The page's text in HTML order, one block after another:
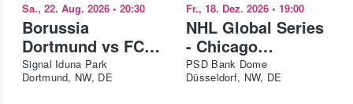
Sa., 22. Aug. 2026 • 20:30
Borussia
Dortmund vs FC
Bayern München -
Supercup 2026
Signal Iduna Park
Dortmund, NW, DE
Fr., 18. Dez. 2026 • 19:00
NHL Global Series
- Chicago
Blackhawks vs
Ottawa Senators
PSD Bank Dome
Düsseldorf, NW, DE